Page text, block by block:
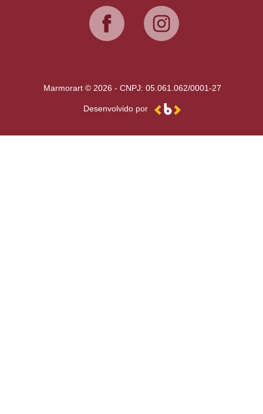
Marmorart © 2026 - CNPJ: 05.061.062/0001-27
Desenvolvido por